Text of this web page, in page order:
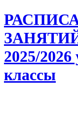
ЗАНЯТИЙ
2025/2026
классы